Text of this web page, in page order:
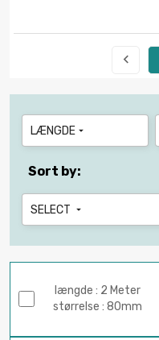

LÆNGDE 
Sort by:
SELECT 
længde : 2 Meter
størrelse : 80mm